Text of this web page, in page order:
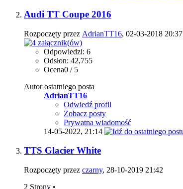
Audi TT Coupe 2016
Rozpoczęty przez AdrianTT16, 02-03-2018 20:37
Odpowiedzi: 6
Odsłon: 42,755
Ocena0 / 5
Autor ostatniego posta
AdrianTT16
Odwiedź profil
Zobacz posty
Prywatna wiadomość
14-05-2022, 21:14
TTS Glacier White
Rozpoczęty przez czarny, 28-10-2019 21:42
2 Strony •